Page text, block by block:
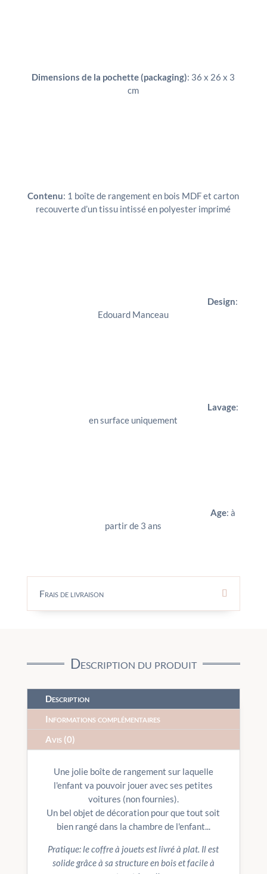
Dimensions de la pochette (packaging): 36 x 26 x 3
cm
Contenu: 1 boîte de rangement en bois MDF et carton
recouverte d’un tissu intissé en polyester imprimé
Design:
Edouard Manceau
Lavage:
en surface uniquement
Age: à
partir de 3 ans
Frais de livraison
Description du produit
Description
Informations complémentaires
Avis (0)
Une jolie boîte de rangement sur laquelle
l'enfant va pouvoir jouer avec ses petites
voitures (non fournies).
Un bel objet de décoration pour que tout soit
bien rangé dans la chambre de l'enfant...
Pratique: le coffre à jouets est livré à plat. Il est
solide grâce à sa structure en bois et facile à